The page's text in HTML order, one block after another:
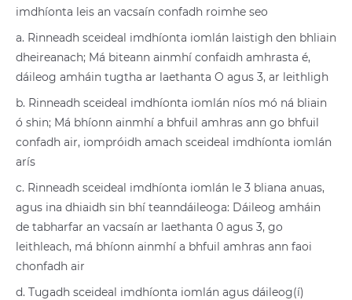
imdhíonta leis an vacsaín confadh roimhe seo
a. Rinneadh sceideal imdhíonta iomlán laistigh den bhliain
dheireanach; Má biteann ainmhí confaidh amhrasta é,
dáileog amháin tugtha ar laethanta O agus 3, ar leithligh
b. Rinneadh sceideal imdhíonta iomlán níos mó ná bliain
ó shin; Má bhíonn ainmhí a bhfuil amhras ann go bhfuil
confadh air, iompróidh amach sceideal imdhíonta iomlán
arís
c. Rinneadh sceideal imdhíonta iomlán le 3 bliana anuas,
agus ina dhiaidh sin bhí teanndáileoga: Dáileog amháin
de tabharfar an vacsaín ar laethanta 0 agus 3, go
leithleach, má bhíonn ainmhí a bhfuil amhras ann faoi
chonfadh air
d. Tugadh sceideal imdhíonta iomlán agus dáileog(í)